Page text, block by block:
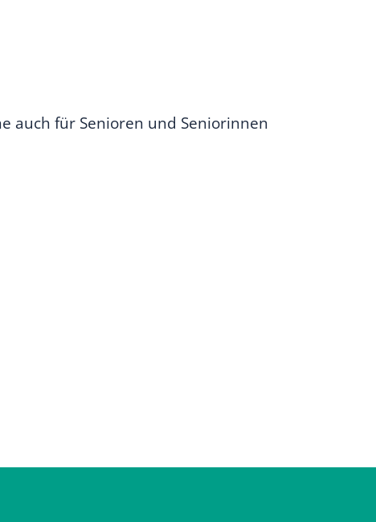
auch für Senioren und Seniorinnen